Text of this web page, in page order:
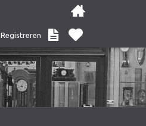
Registreren